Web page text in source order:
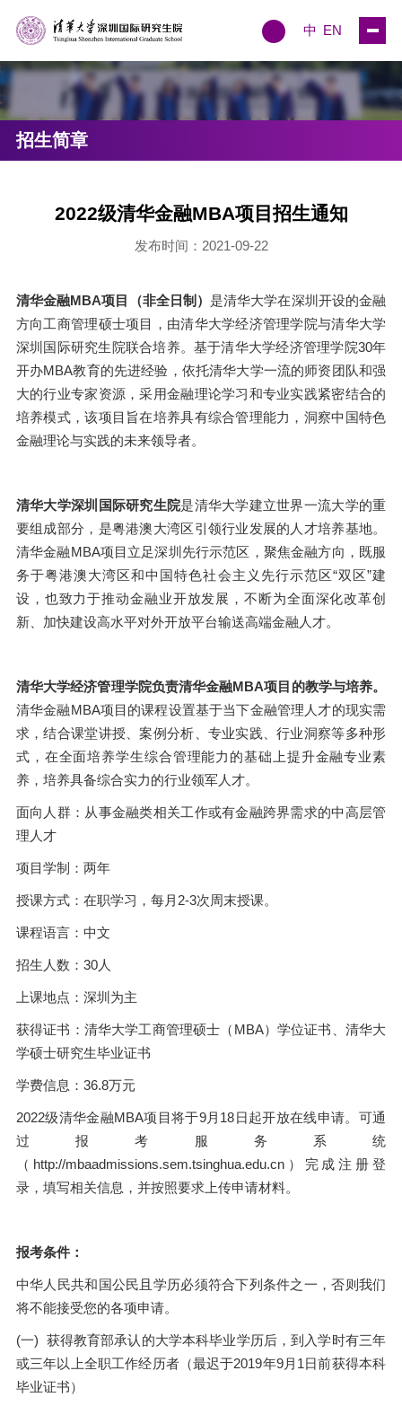
中 EN
招生简章
2022级清华金融MBA项目招生通知
发布时间：2021-09-22
清华金融MBA项目（非全日制） 是清华大学在深圳开设的金融
方向工商管理硕士项目，由清华大学经济管理学院与清华大学
深圳国际研究生院联合培养。基于清华大学经济管理学院30年
开办MBA教育的先进经验，依托清华大学一流的师资团队和强
大的行业专家资源，采用金融理论学习和专业实践紧密结合的
培养模式，该项目旨在培养具有综合管理能力，洞察中国特色
金融理论与实践的未来领导者。
清华大学深圳国际研究生院是清华大学建立世界一流大学的重
要组成部分，是粤港澳大湾区引领行业发展的人才培养基地。
清华金融MBA项目立足深圳先行示范区，聚焦金融方向，既服
务于粤港澳大湾区和中国特色社会主义先行示范区“双区”建
设，也致力于推动金融业开放发展，不断为全面深化改革创
新、加快建设高水平对外开放平台输送高端金融人才。
清华大学经济管理学院负责清华金融MBA项目的教学与培养。
清华金融MBA项目的课程设置基于当下金融管理人才的现实需
求，结合课堂讲授、案例分析、专业实践、行业洞察等多种形
式，在全面培养学生综合管理能力的基础上提升金融专业素
养，培养具备综合实力的行业领军人才。
面向人群：从事金融类相关工作或有金融跨界需求的中高层管
理人才
项目学制：两年
授课方式：在职学习，每月2-3次周末授课。
课程语言：中文
招生人数：30人
上课地点：深圳为主
获得证书：清华大学工商管理硕士（MBA）学位证书、清华大
学硕士研究生毕业证书
学费信息：36.8万元
2022级清华金融MBA项目将于9月18日起开放在线申请。可通
过报考服务系统
（http://mbaadmissions.sem.tsinghua.edu.cn）完成注册登
录，填写相关信息，并按照要求上传申请材料。
报考条件：
中华人民共和国公民且学历必须符合下列条件之一，否则我们
将不能接受您的各项申请。
(一) 获得教育部承认的大学本科毕业学历后，到入学时有三年
或三年以上全职工作经历者（最迟于2019年9月1日前获得本科
毕业证书）